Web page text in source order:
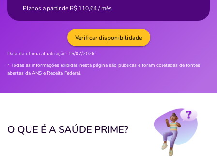
Planos a partir de R$ 110,64/ mês
Data da ultima atualização: 15/07/2026
* Todas as informações exibidas nesta página são públicas e foram coletadas de fontes
abertas da ANS e Receita Federal.
Verificar disponibilidade
O QUE É A SAÚDE PRIME?